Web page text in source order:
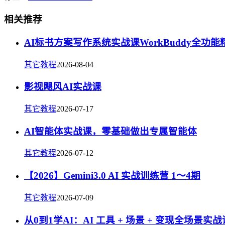
相关推荐
AI标书方案写作系统实战课WorkBuddy全功能
其它教程2026-08-04
影视飓风AI实战课
其它教程2026-07-17
AI智能体实战课，零基础做出专属智能体
其它教程2026-07-12
【2026】Gemini3.0 AI 实战训练营 1～4期
其它教程2026-07-09
从0到1学AI：AI 工具 + 场景 + 变现全场景实战